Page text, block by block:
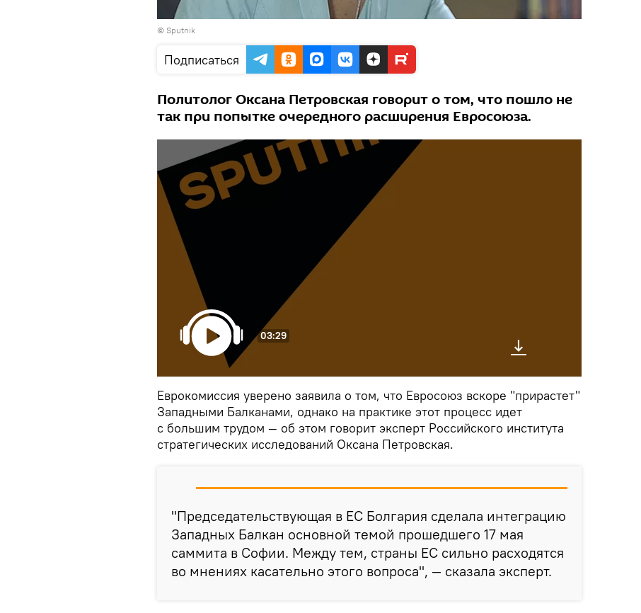
© Sputnik
Подписаться
Политолог Оксана Петровская говорит о том, что пошло не
так при попытке очередного расширения Евросоюза.
03:29
Еврокомиссия уверено заявила о том, что Евросоюз вскоре "прирастет"
Западными Балканами, однако на практике этот процесс идет
с большим трудом — об этом говорит эксперт Российского института
стратегических исследований Оксана Петровская.
"Председательствующая в ЕС Болгария сделала интеграцию
Западных Балкан основной темой прошедшего 17 мая
саммита в Софии. Между тем, страны ЕС сильно расходятся
во мнениях касательно этого вопроса", — сказала эксперт.